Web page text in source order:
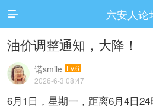
 六安人论
油价调整通知，大降！
诺smile Lv.6
2026-6-3 08:47
6月1日，星期一，距离6月4日